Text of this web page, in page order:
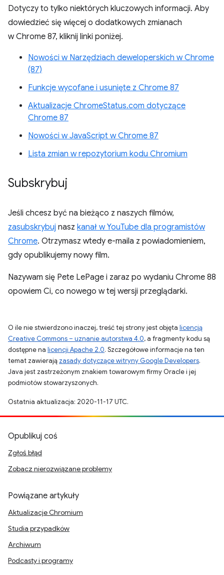
Dotyczy to tylko niektórych kluczowych informacji. Aby
dowiedzieć się więcej o dodatkowych zmianach
w Chrome 87, kliknij linki poniżej.
Nowości w Narzędziach deweloperskich w Chrome
(87)
Funkcje wycofane i usunięte z Chrome 87
Aktualizacje ChromeStatus.com dotyczące
Chrome 87
Nowości w JavaScript w Chrome 87
Lista zmian w repozytorium kodu Chromium
Subskrybuj
Jeśli chcesz być na bieżąco z naszych filmów,
zasubskrybuj nasz kanał w YouTube dla programistów
Chrome. Otrzymasz wtedy e-maila z powiadomieniem,
gdy opublikujemy nowy film.
Nazywam się Pete LePage i zaraz po wydaniu Chrome 88
opowiem Ci, co nowego w tej wersji przeglądarki.
O ile nie stwierdzono inaczej, treść tej strony jest objęta licencją
Creative Commons – uznanie autorstwa 4.0, a fragmenty kodu są
dostępne na licencji Apache 2.0. Szczegółowe informacje na ten
temat zawierają zasady dotyczące witryny Google Developers.
Java jest zastrzeżonym znakiem towarowym firmy Oracle i jej
podmiotów stowarzyszonych.
Ostatnia aktualizacja: 2020-11-17 UTC.
Opublikuj coś
Zgłoś błąd
Zobacz nierozwiązane problemy
Powiązane artykuły
Aktualizacje Chromium
Studia przypadków
Archiwum
Podcasty i programy